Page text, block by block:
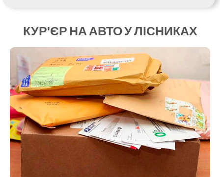
Швидка кур’єрська доставка
Доставити товар клієнту
Замовлення їжі на дім
АТБ доставка
Сільпо доставка
Варус доставка
Ашан доставка
КУР'ЄР НА АВТО У ЛІСНИКАХ
Лозова
Лубни
Луцьк
Лука-Мелешківська
Львів
Малин
Марганець
Миргород
Мукачево
Нетішин
Ніжин
Микитинці
Миколаїв